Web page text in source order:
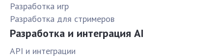
Разработка игр
Разработка для стримеров
Разработка и интеграция AI
API и интеграции